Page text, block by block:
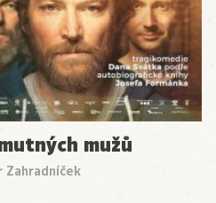
mužů
Zahradníček